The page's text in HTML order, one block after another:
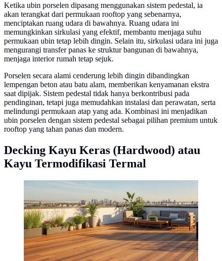
Ketika ubin porselen dipasang menggunakan sistem pedestal, ia
akan terangkat dari permukaan rooftop yang sebenarnya,
menciptakan ruang udara di bawahnya. Ruang udara ini
memungkinkan sirkulasi yang efektif, membantu menjaga suhu
permukaan ubin tetap lebih dingin. Selain itu, sirkulasi udara ini juga
mengurangi transfer panas ke struktur bangunan di bawahnya,
menjaga interior rumah tetap sejuk.
Porselen secara alami cenderung lebih dingin dibandingkan
lempengan beton atau batu alam, memberikan kenyamanan ekstra
saat dipijak. Sistem pedestal tidak hanya berkontribusi pada
pendinginan, tetapi juga memudahkan instalasi dan perawatan, serta
melindungi permukaan atap yang ada. Kombinasi ini menjadikan
ubin porselen dengan sistem pedestal sebagai pilihan premium untuk
rooftop yang tahan panas dan modern.
Decking Kayu Keras (Hardwood) atau
Kayu Termodifikasi Termal